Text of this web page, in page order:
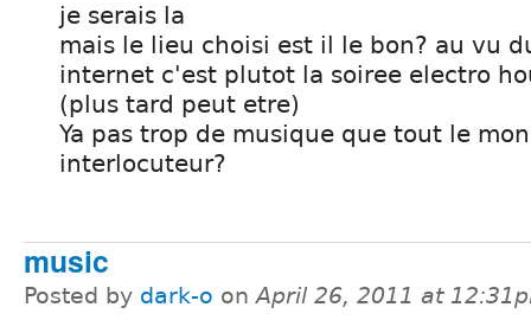
je serais la
mais le lieu choisi est il le bon? au vu
internet c'est plutot la soiree electro
(plus tard peut etre)
Ya pas trop de musique que tout le
interlocuteur?
music
Posted by dark-o onApril 26, 2011 at